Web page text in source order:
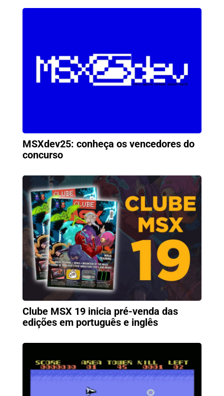
MSXdev25: conheça os vencedores do
concurso
Clube MSX 19 inicia pré-venda das
edições em português e inglês